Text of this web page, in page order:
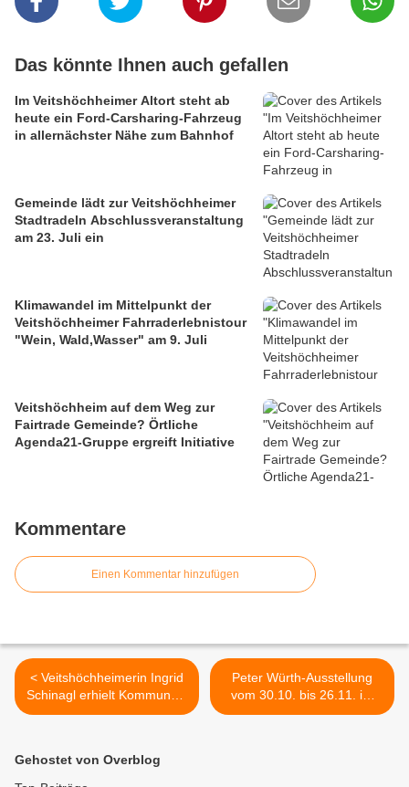
Das könnte Ihnen auch gefallen
Im Veitshöchheimer Altort steht ab
heute ein Ford-Carsharing-Fahrzeug
in allernächster Nähe zum Bahnhof
Gemeinde lädt zur Veitshöchheimer
Stadtradeln Abschlussveranstaltung
am 23. Juli ein
Klimawandel im Mittelpunkt der
Veitshöchheimer Fahrraderlebnistour
"Wein, Wald,Wasser" am 9. Juli
Veitshöchheim auf dem Weg zur
Fairtrade Gemeinde? Örtliche
Agenda21-Gruppe ergreift Initiative
Kommentare
Einen Kommentar hinzufügen
< Veitshöchheimerin Ingrid
Schinagl erhielt Kommunale
Dankurkunde
Peter Würth-Ausstellung
vom 30.10. bis 26.11. im
Veitshöchheimer
Gehostet von Overblog